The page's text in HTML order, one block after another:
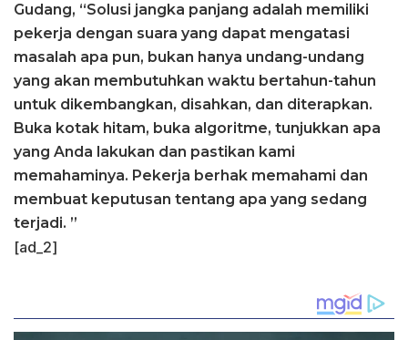
Gudang, “Solusi jangka panjang adalah memiliki
pekerja dengan suara yang dapat mengatasi
masalah apa pun, bukan hanya undang-undang
yang akan membutuhkan waktu bertahun-tahun
untuk dikembangkan, disahkan, dan diterapkan.
Buka kotak hitam, buka algoritme, tunjukkan apa
yang Anda lakukan dan pastikan kami
memahaminya. Pekerja berhak memahami dan
membuat keputusan tentang apa yang sedang
terjadi. ”
[ad_2]